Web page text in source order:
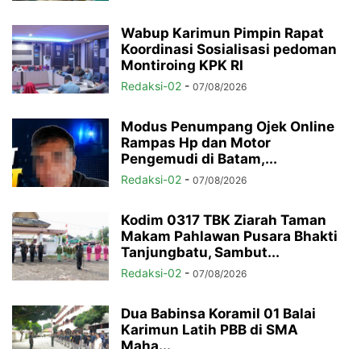
Wabup Karimun Pimpin Rapat
Koordinasi Sosialisasi pedoman
Montiroing KPK RI
Redaksi-02 - 07/08/2026
Modus Penumpang Ojek Online
Rampas Hp dan Motor
Pengemudi di Batam,...
Redaksi-02 - 07/08/2026
Kodim 0317 TBK Ziarah Taman
Makam Pahlawan Pusara Bhakti
Tanjungbatu, Sambut...
Redaksi-02 - 07/08/2026
Dua Babinsa Koramil 01 Balai
Karimun Latih PBB di SMA